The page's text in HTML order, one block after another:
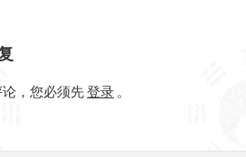
，您必须先登录 。